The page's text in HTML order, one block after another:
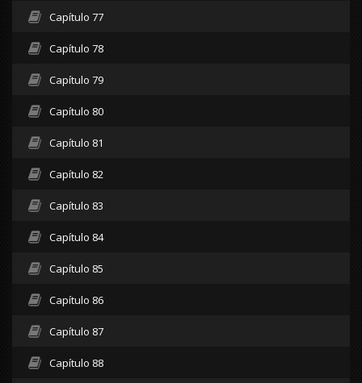
Capítulo 77
Capítulo 78
Capítulo 79
Capítulo 80
Capítulo 81
Capítulo 82
Capítulo 83
Capítulo 84
Capítulo 85
Capítulo 86
Capítulo 87
Capítulo 88